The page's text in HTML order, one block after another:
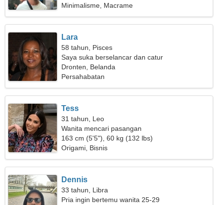
Minimalisme, Macrame
Lara
58 tahun, Pisces
Saya suka berselancar dan catur
Dronten, Belanda
Persahabatan
Tess
31 tahun, Leo
Wanita mencari pasangan
163 cm (5'5"), 60 kg (132 lbs)
Origami, Bisnis
Dennis
33 tahun, Libra
Pria ingin bertemu wanita 25-29